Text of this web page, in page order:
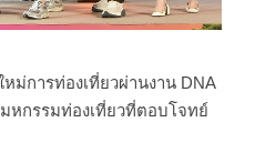
ม่การท่องเที่ยวผ่านงาน DNA
หกรรมท่องเที่ยวที่ตอบโจทย์